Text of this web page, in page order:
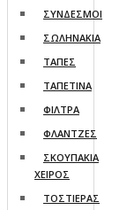
ΣΥΝΔΕΣΜΟΙ
ΣΩΛΗΝΑΚΙΑ
ΤΑΠΕΣ
ΤΑΠΕΤΙΝΑ
ΦΙΛΤΡΑ
ΦΛΑΝΤΖΕΣ
ΣΚΟΥΠΑΚΙΑ
ΧΕΙΡΟΣ
ΤΟΣΤΙΕΡΑΣ